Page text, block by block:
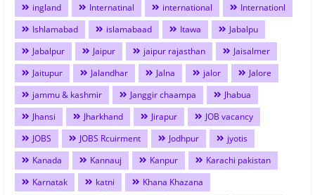
ingland
Internatinal international
Internationl
Ishlamabad
islamabaad Itawa
Jabalpu
Jabalpur
Jaipur jaipur rajasthan
Jaisalmer
Jaitupur
Jalandhar Jalna jalor
Jalore
jammu & kashmir
Janggir chaampa
Jhabua
Jhansi
Jharkhand Jirapur
JOB vacancy
JOBS
JOBS Rcuirment Jodhpur
jyotis
Kanada
Kannauj Kanpur
Karachi pakistan
Karnatak
katni
Khana Khazana